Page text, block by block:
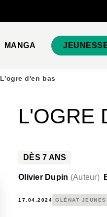
MANGA
L'ogre d'en bas
L'OGRE
DÈS7 ANS
Olivier Dupin (Auteur)
17.04.2024 GLÉNAT